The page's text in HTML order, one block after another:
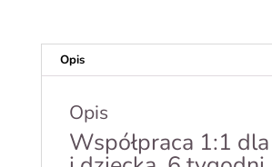
Opis
Opis
Współpraca 1:1